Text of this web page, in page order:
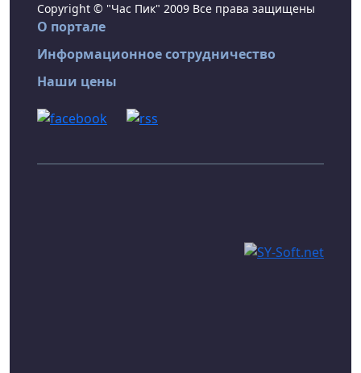
Copyright © "Час Пик" 2009 Все права защищены
О портале
Информационное сотрудничество
Наши цены